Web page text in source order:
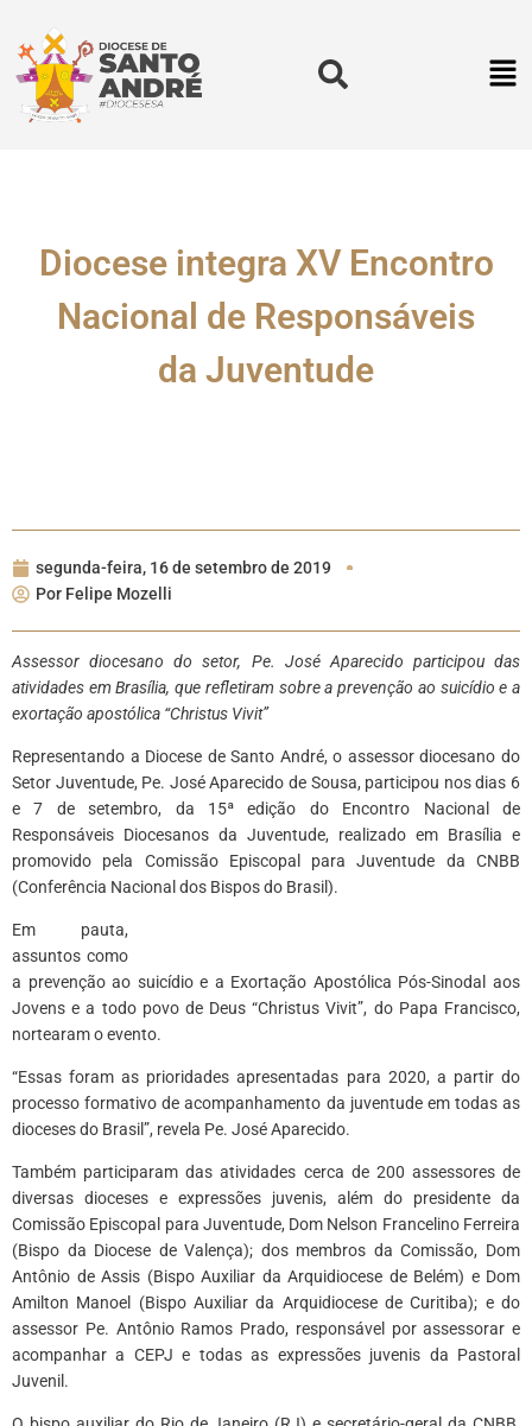
Diocese integra XV Encontro
Nacional de Responsáveis
da Juventude
segunda-feira, 16 de setembro de 2019
Por Felipe Mozelli
Assessor diocesano do setor, Pe. José Aparecido participou das
atividades em Brasília, que refletiram sobre a prevenção ao suicídio e a
exortação apostólica “Christus Vivit”
Representando a Diocese de Santo André, o assessor diocesano do
Setor Juventude, Pe. José Aparecido de Sousa, participou nos dias 6
e 7 de setembro, da 15ª edição do Encontro Nacional de
Responsáveis Diocesanos da Juventude, realizado em Brasília e
promovido pela Comissão Episcopal para Juventude da CNBB
(Conferência Nacional dos Bispos do Brasil).
Em pauta,
assuntos como
a prevenção ao suicídio e a Exortação Apostólica Pós-Sinodal aos
Jovens e a todo povo de Deus “Christus Vivit”, do Papa Francisco,
nortearam o evento.
“Essas foram as prioridades apresentadas para 2020, a partir do
processo formativo de acompanhamento da juventude em todas as
dioceses do Brasil”, revela Pe. José Aparecido.
Também participaram das atividades cerca de 200 assessores de
diversas dioceses e expressões juvenis, além do presidente da
Comissão Episcopal para Juventude, Dom Nelson Francelino Ferreira
(Bispo da Diocese de Valença); dos membros da Comissão, Dom
Antônio de Assis (Bispo Auxiliar da Arquidiocese de Belém) e Dom
Amilton Manoel (Bispo Auxiliar da Arquidiocese de Curitiba); e do
assessor Pe. Antônio Ramos Prado, responsável por assessorar e
acompanhar a CEPJ e todas as expressões juvenis da Pastoral
Juvenil.